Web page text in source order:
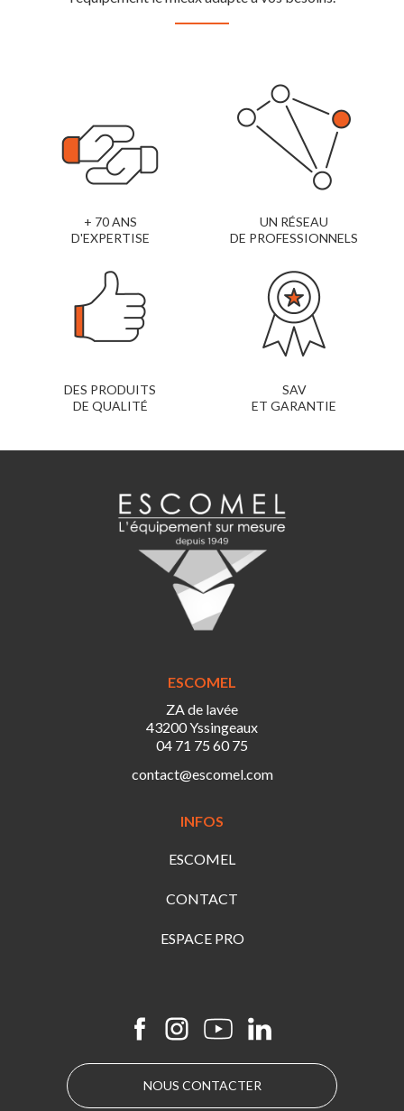
+ 70 ANS
D'EXPERTISE
UN RÉSEAU
DE PROFESSIONNELS
DES PRODUITS
DE QUALITÉ
SAV
ET GARANTIE
ESCOMEL
ZA de lavée
43200 Yssingeaux
04 71 75 60 75
contact@escomel.com
INFOS
ESCOMEL
CONTACT
ESPACE PRO
NOUS CONTACTER